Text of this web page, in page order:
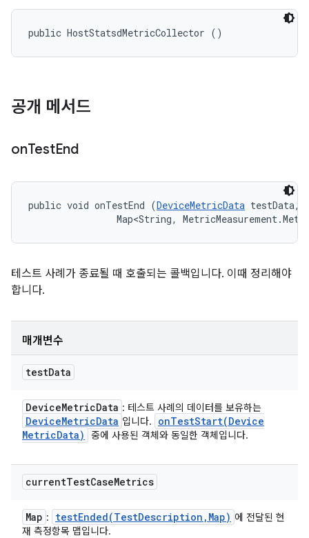
public HostStatsdMetricCollector ()
공개 메서드
onTestEnd
public void onTestEnd (DeviceMetricData testData,
Map<String,
테스트 사례가 종료될 때 호출되는 콜백입니다. 이때 정리해야
합니다.
매개변수
testData
DeviceMetricData : 테스트 사례의 데이터를 보유하는
DeviceMetricData 입니다. onTestStart(Device
MetricData) 중에 사용된 객체와 동일한 객체입니다.
currentTestCaseMetrics
Map : testEnded(TestDescription , Map) 에 전달된 현
재 측정항목 맵입니다.